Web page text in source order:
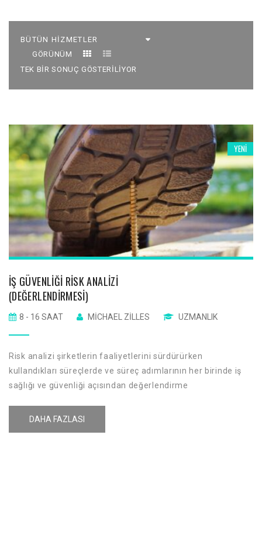
GÖRÜNÜM
TEK BIR SONUÇ GÖSTERILIYOR
YENI
İŞ GÜVENLIĞI RISK ANALIZI
(DEĞERLENDIRMESI)
8 - 16 SAAT MICHAEL ZILLES UZMANLIK
Risk analizi şirketlerin faaliyetlerini sürdürürken
kullandıkları süreçlerde ve süreç adımlarının her birinde iş
sağlığı ve güvenliği açısından değerlendirme
vakalar yani gerçekleşmiş riskler dikkate alınırken
DAHA FAZLASI